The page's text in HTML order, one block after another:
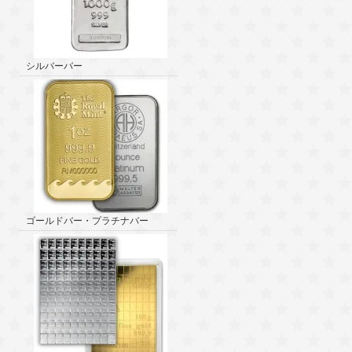
シルバーバー
ゴールドバー・プラチナバー